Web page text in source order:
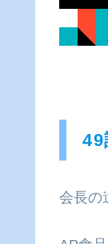
49
会長の